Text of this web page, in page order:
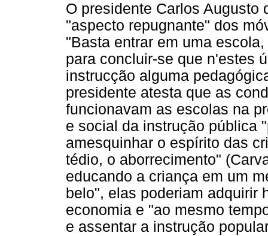
O presidente Carlos Augusto
"aspecto repugnante" dos
"Basta entrar em uma
para concluir-se que n'estes
instrucção alguma
presidente atesta que as
funcionavam as escolas na
e social da instrução pública
amesquinhar o espírito das
tédio, o aborrecimento"
educando a criança em um
belo", elas poderiam adquirir
economia e "ao mesmo
e assentar a instrução